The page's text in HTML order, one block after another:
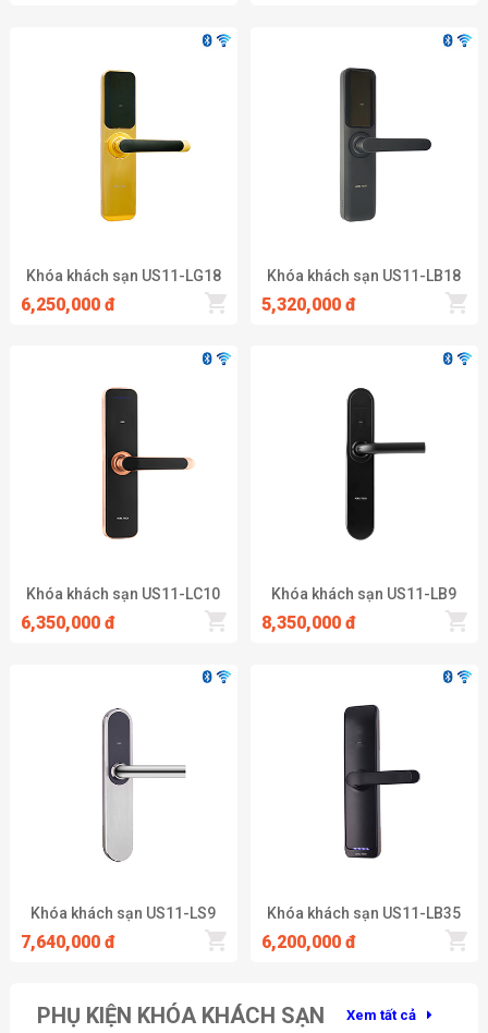
Khóa khách sạn US11-LG18
6,250,000 đ
Khóa khách sạn US11-LB18
5,320,000 đ
Khóa khách sạn US11-LC10
6,350,000 đ
Khóa khách sạn US11-LB9
8,350,000 đ
Khóa khách sạn US11-LS9
7,640,000 đ
Khóa khách sạn US11-LB35
6,200,000 đ
PHỤ KIỆN KHÓA KHÁCH SẠN Xem tất cả